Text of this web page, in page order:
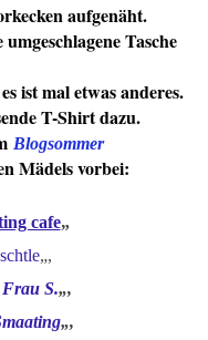
aufgenäht.
Tasche
ist mal etwas anderes.
T-Shirt dazu.
Blogsommer
Mädels vorbei:
cafe„
„,
Frau S.„,
„,